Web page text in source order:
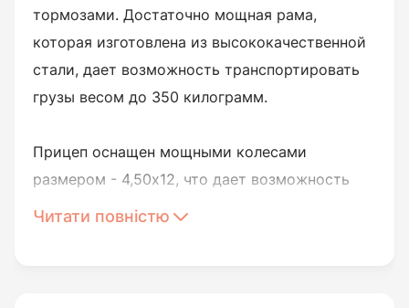
тормозами. Достаточно мощная рама,
которая изготовлена из высококачественной
стали, дает возможность транспортировать
грузы весом до 350 килограмм.
Прицеп оснащен мощными колесами
размером - 4,50х12, что дает возможность
превосходно вести себя на любой дороге.
Читати повністю